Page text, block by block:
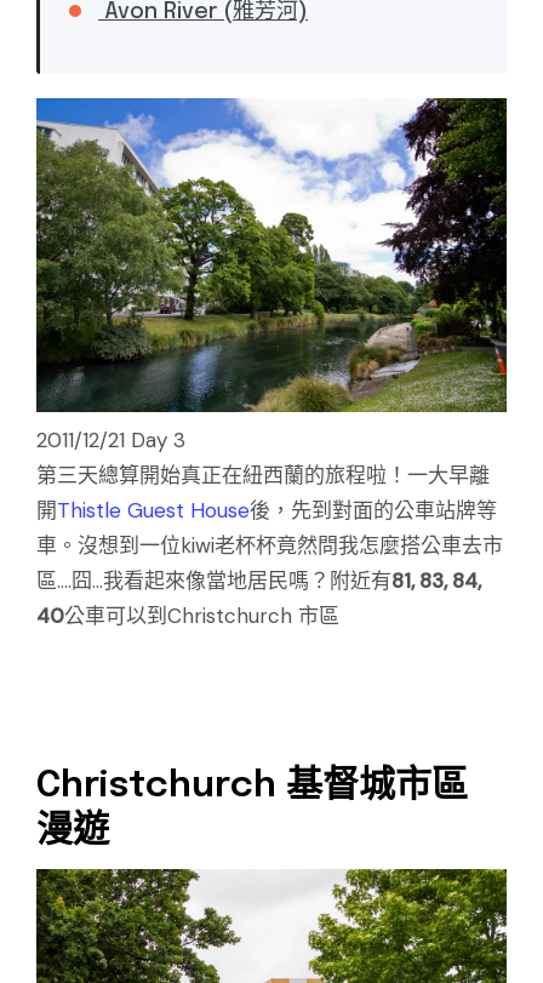
Avon River (雅芳河)
2011/12/21 Day 3
第三天總算開始真正在紐西蘭的旅程啦！一大早離
開Thistle Guest House後，先到對面的公車站牌等
車。沒想到一位kiwi老杯杯竟然問我怎麼搭公車去市
區....囧...我看起來像當地居民嗎？附近有81, 83, 84,
40公車可以到Christchurch 市區
Christchurch 基督城市區
漫遊